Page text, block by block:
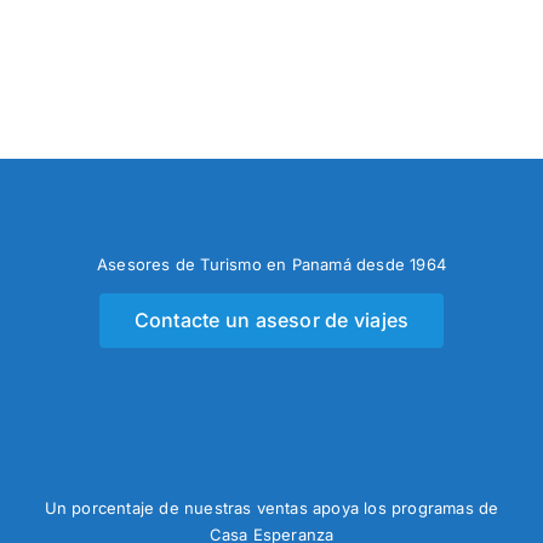
Asesores de Turismo en Panamá desde 1964
Contacte un asesor de viajes
Un porcentaje de nuestras ventas apoya los programas de
Casa Esperanza